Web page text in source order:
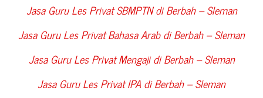
Jasa Guru Les Privat SBMPTN diBerbah – Sleman
Jasa Guru Les Privat Bahasa Arab diBerbah – Sleman
Jasa Guru Les Privat Mengaji diBerbah – Sleman
Jasa Guru Les Privat IPA diBerbah – Sleman